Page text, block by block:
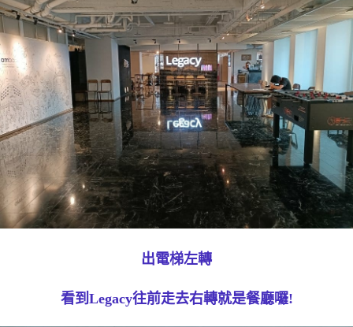
出電梯左轉
看到Legacy往前走去右轉就是餐廳囉!